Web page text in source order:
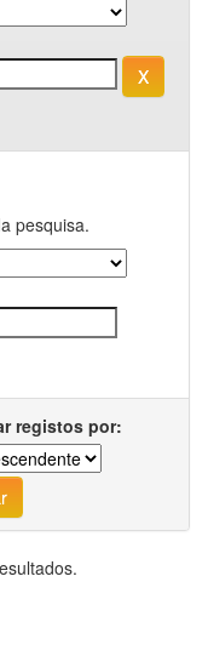
pesquisa.
registos por: